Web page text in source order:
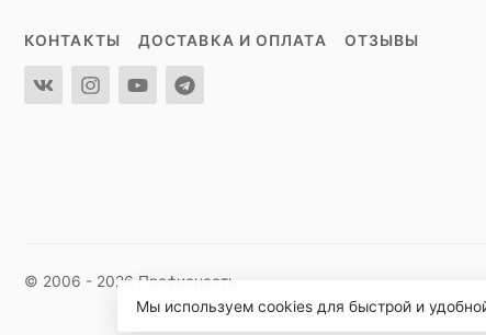
КОНТАКТЫ ДОСТАВКА И ОПЛАТА ОТЗЫВЫ
© 2006 - 2026 Профиснасть
Мы используем cookies для быстрой и